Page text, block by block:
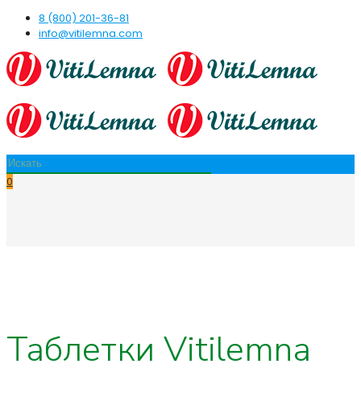
8 (800) 201-36-81
info@vitilemna.com
0
Таблетки Vitilemna